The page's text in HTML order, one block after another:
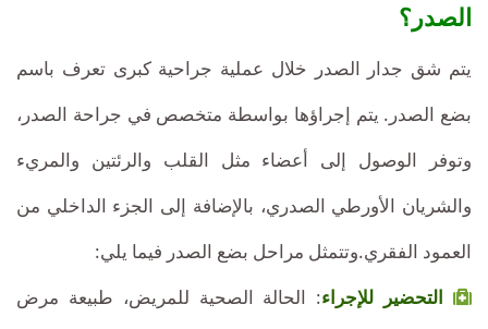
الصدر؟
يتم شق جدار الصدر خلال عملية جراحية كبرى تعرف باسم
بضع الصدر. يتم إجراؤها بواسطة متخصص في جراحة الصدر،
وتوفر الوصول إلى أعضاء مثل القلب والرئتين والمريء
والشريان الأورطي الصدري، بالإضافة إلى الجزء الداخلي من
العمود الفقري.وتتمثل مراحل بضع الصدر فيما يلي:
التحضير للإجراء: الحالة الصحية للمريض، طبيعة مرض